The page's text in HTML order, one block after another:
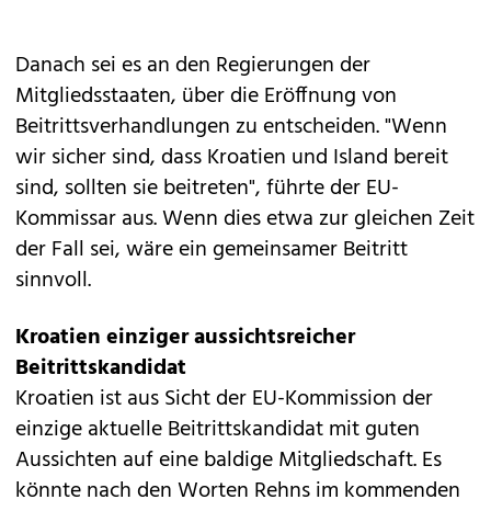
Danach sei es an den Regierungen der
Mitgliedsstaaten, über die Eröffnung von
Beitrittsverhandlungen zu entscheiden. "Wenn
wir sicher sind, dass Kroatien und Island bereit
sind, sollten sie beitreten", führte der EU-
Kommissar aus. Wenn dies etwa zur gleichen Zeit
der Fall sei, wäre ein gemeinsamer Beitritt
sinnvoll.
Kroatien einziger aussichtsreicher
Beitrittskandidat
Kroatien ist aus Sicht der EU-Kommission der
einzige aktuelle Beitrittskandidat mit guten
Aussichten auf eine baldige Mitgliedschaft. Es
könnte nach den Worten Rehns im kommenden